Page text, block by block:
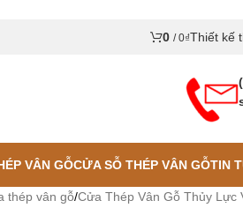
0 / 0₫Thiết kế
VÂN GỖCỬA SỖ THÉP VÂN GỖTIN
thép vân gỗ/Cửa Thép Vân Gỗ Thủy Lực